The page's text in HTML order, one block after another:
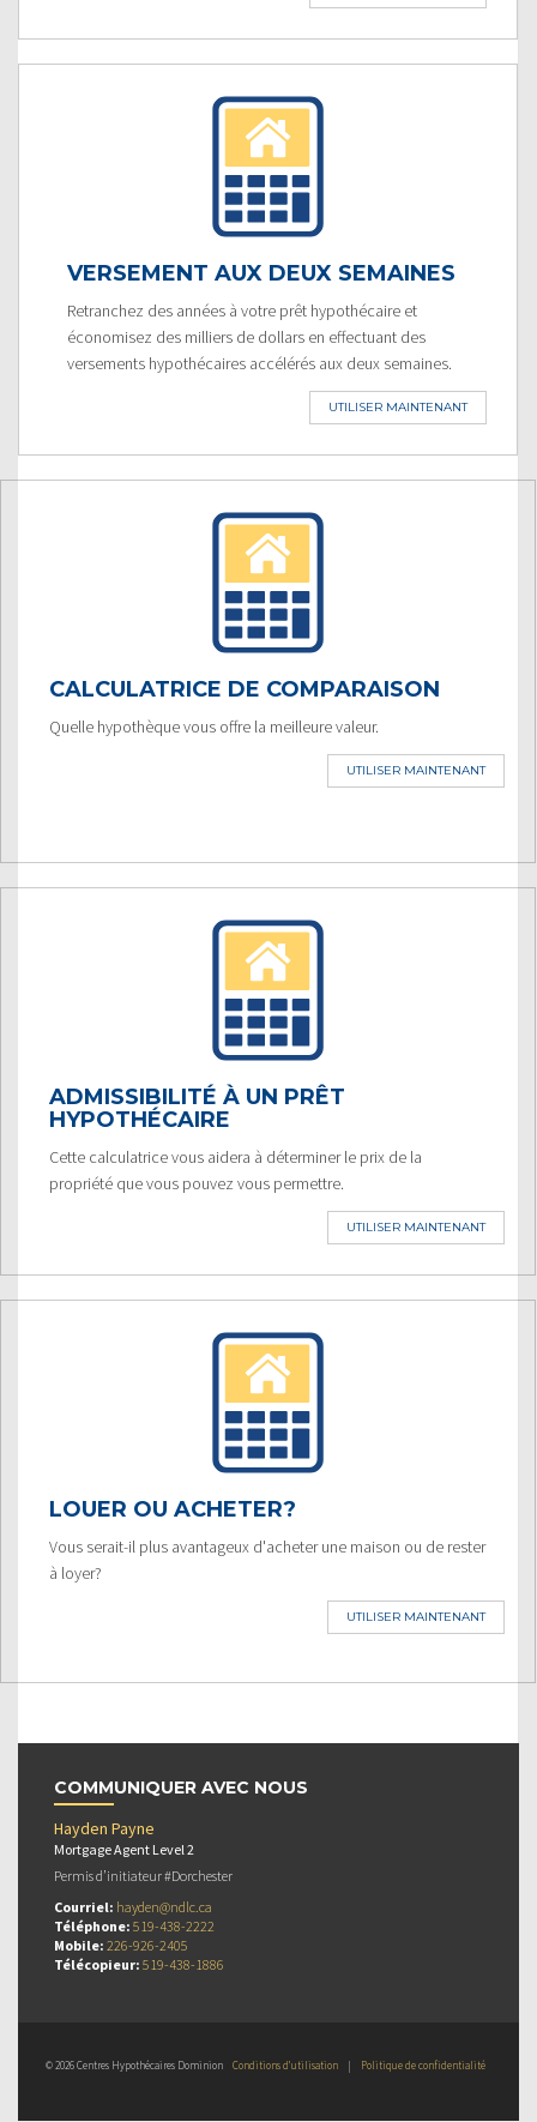
VERSEMENT AUX DEUX SEMAINES
Retranchez des années à votre prêt hypothécaire et
économisez des milliers de dollars en effectuant des
versements hypothécaires accélérés aux deux semaines.
UTILISER MAINTENANT
CALCULATRICE DE COMPARAISON
Quelle hypothèque vous offre la meilleure valeur.
UTILISER MAINTENANT
ADMISSIBILITÉ À UN PRÊT
HYPOTHÉCAIRE
Cette calculatrice vous aidera à déterminer le prix de la
propriété que vous pouvez vous permettre.
UTILISER MAINTENANT
LOUER OU ACHETER?
Vous serait-il plus avantageux d'acheter une maison ou de rester
à loyer?
UTILISER MAINTENANT
COMMUNIQUER AVEC NOUS
Hayden Payne
Mortgage Agent Level 2
Permis d’initiateur #Dorchester
Courriel: hayden@ndlc.ca
Téléphone: 519-438-2222
Mobile: 226-926-2405
Télécopieur: 519-438-1886
© 2026 Centres Hypothécaires Dominion Conditions d’utilisation | Politique de confidentialité